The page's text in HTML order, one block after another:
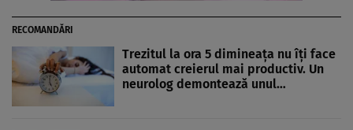
RECOMANDĂRI
Trezitul la ora 5 dimineața nu îți face
automat creierul mai productiv. Un
neurolog demontează unul…